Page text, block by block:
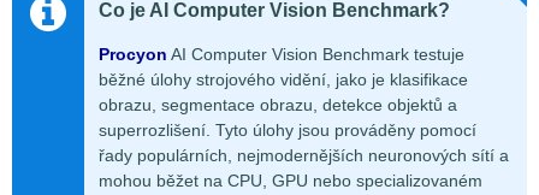
Co je AI Computer Vision Benchmark?
Procyon AI Computer Vision Benchmark testuje
běžné úlohy strojového vidění, jako je klasifikace
obrazu, segmentace obrazu, detekce objektů a
superrozlišení. Tyto úlohy jsou prováděny pomocí
řady populárních, nejmodernějších neuronových sítí a
mohou běžet na CPU, GPU nebo specializovaném